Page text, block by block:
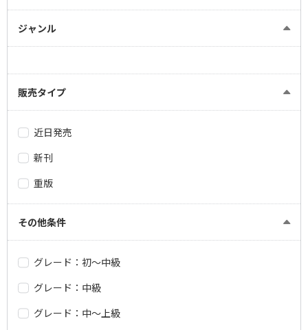
ジャンル
販売タイプ
近日発売
新刊
重版
その他条件
グレード：初～中級
グレード：中級
グレード：中～上級